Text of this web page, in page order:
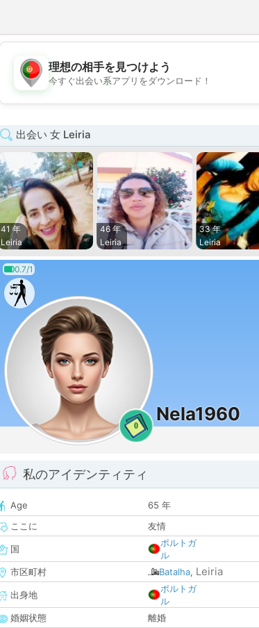
💖
理想の相手を見つけよう
今すぐ出会い系アプリをダウンロード！
出会い 女 Leiria
41 年
Leiria
46 年
Leiria
33 年
Leiria
0.7/1
0
Nela1960
私のアイデンティティ
Age
65 年
ここに
友情
国
ポルトガ
ル
市区町村
Batalha, Leiria
出身地
ポルトガ
ル
婚姻状態
離婚